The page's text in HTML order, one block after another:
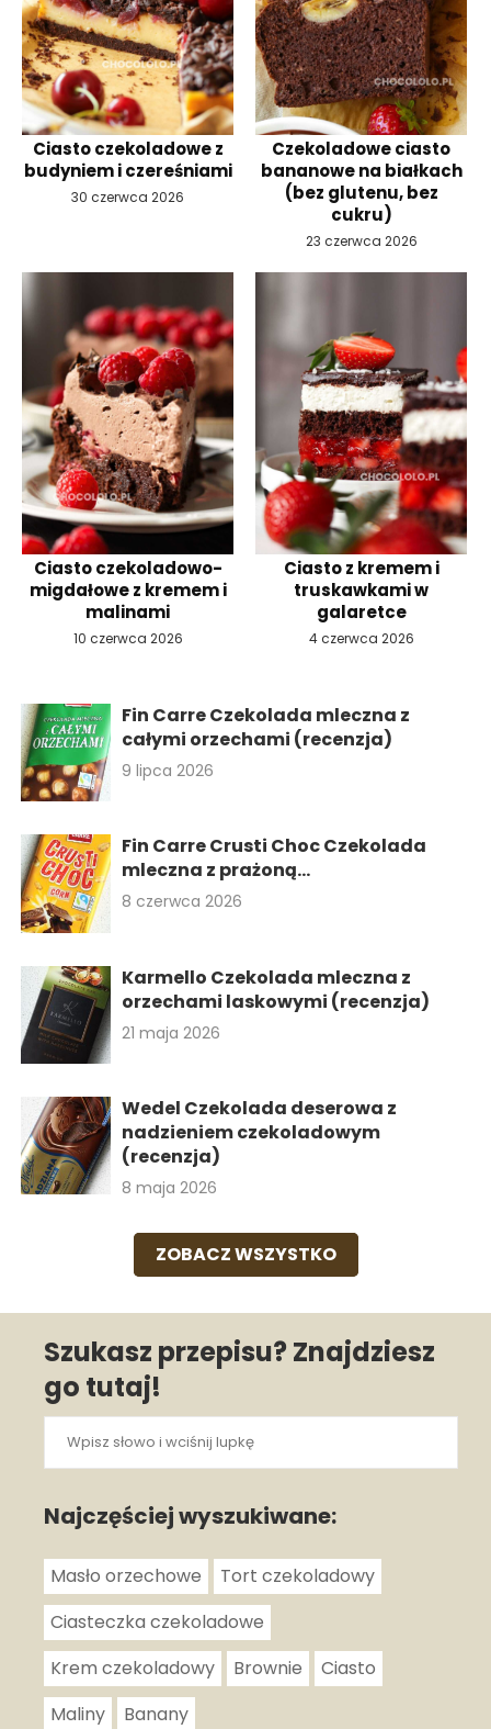
Ciasto czekoladowe z
budyniem i czereśniami
30 czerwca 2026
Czekoladowe ciasto
bananowe na białkach
(bez glutenu, bez
cukru)
23 czerwca 2026
Ciasto czekoladowo-
migdałowe z kremem i
malinami
10 czerwca 2026
Ciasto z kremem i
truskawkami w
galaretce
4 czerwca 2026
Fin Carre Czekolada mleczna z
całymi orzechami (recenzja)
9 lipca 2026
Fin Carre Crusti Choc Czekolada
mleczna z prażoną...
8 czerwca 2026
Karmello Czekolada mleczna z
orzechami laskowymi (recenzja)
21 maja 2026
Wedel Czekolada deserowa z
nadzieniem czekoladowym
(recenzja)
8 maja 2026
ZOBACZ WSZYSTKO
Szukasz przepisu? Znajdziesz
go tutaj!
Najczęściej wyszukiwane:
Masło orzechowe
Tort czekoladowy
Ciasteczka czekoladowe
Krem czekoladowy
Brownie
Ciasto
Maliny
Banany